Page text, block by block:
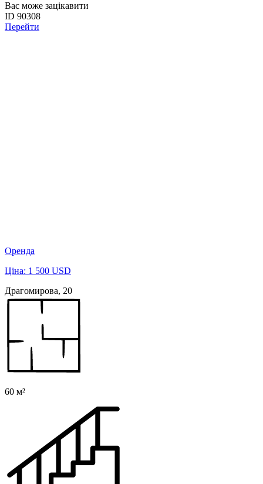
Вас може зацікавити
ID 90308
Перейти
Оренда
Ціна: 1 500 USD
Драгомирова, 20
60 м²